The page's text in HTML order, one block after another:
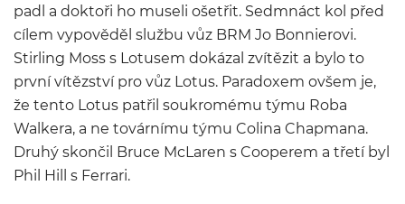
padl a doktoři ho museli ošetřit. Sedmnáct kol před
cílem vypověděl službu vůz BRM Jo Bonnierovi.
Stirling Moss s Lotusem dokázal zvítězit a bylo to
první vítězství pro vůz Lotus. Paradoxem ovšem je,
že tento Lotus patřil soukromému týmu Roba
Walkera, a ne továrnímu týmu Colina Chapmana.
Druhý skončil Bruce McLaren s Cooperem a třetí byl
Phil Hill s Ferrari.